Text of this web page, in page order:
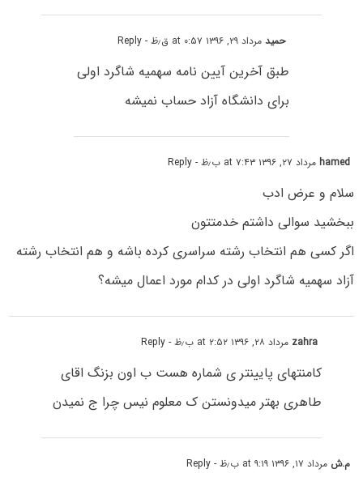
حمیدمرداد ۲۹, ۱۳۹۶ at ۰:۵۷ ق٫ظ - Reply
طبق آخرین آیین نامه سهمیه شاگرد اولی
برای دانشگاه آزاد حساب نمیشه
hamedمرداد ۲۷, ۱۳۹۶ at ۷:۴۳ ب٫ظ - Reply
سلام و عرض ادب
ببخشید سوالی داشتم خدمتتون
اگر کسی هم انتخاب رشته سراسری کرده باشه و هم انتخاب رشته
آزاد سهمیه شاگرد اولی در کدام مورد اعمال میشه؟
zahra مرداد ۲۸, ۱۳۹۶ at ۲:۵۲ ب٫ظ - Reply
کامنتهای پایینتر ی شماره هست ب اون بزنگ اقای
طاهری بهتر میدونستن ک معلوم نیس چرا ج نمیدن
م.ش مرداد ۱۷, ۱۳۹۶ at ۹:۱۹ ب٫ظ - Reply